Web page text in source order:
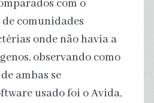
com o
comunidades
onde não havia a
observando como
ambas se
usado foi o Avida,